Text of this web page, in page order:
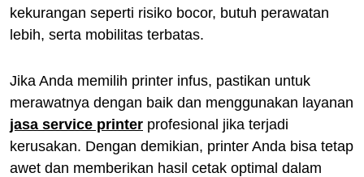
kekurangan seperti risiko bocor, butuh perawatan
lebih, serta mobilitas terbatas.
Jika Anda memilih printer infus, pastikan untuk
merawatnya dengan baik dan menggunakan layanan
jasa service printer profesional jika terjadi
kerusakan. Dengan demikian, printer Anda bisa tetap
awet dan memberikan hasil cetak optimal dalam